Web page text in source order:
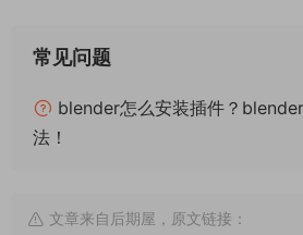
常见问题
blender怎么安装插件？
法！
文章来自后期屋，原文链接：